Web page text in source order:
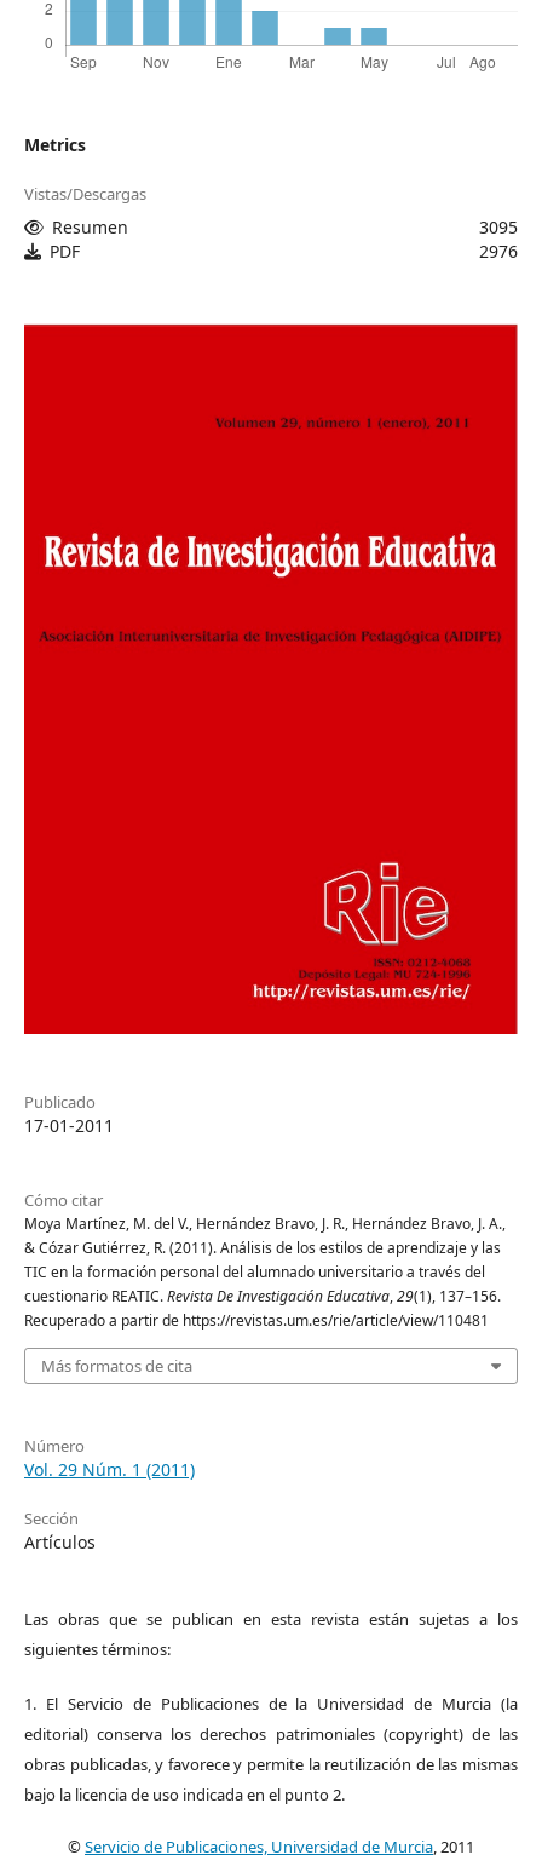
Metrics
Vistas/Descargas
Resumen
3095
PDF
2976
Publicado
17-01-2011
Cómo citar
Moya Martínez, M. del V., Hernández Bravo, J. R., Hernández Bravo, J. A.,
& Cózar Gutiérrez, R. (2011). Análisis de los estilos de aprendizaje y las
TIC en la formación personal del alumnado universitario a través del
cuestionario REATIC.Revista De Investigación Educativa,29(1), 137–156.
Recuperado a partir de https://revistas.um.es/rie/article/view/110481
Más formatos de cita
Número
Vol. 29 Núm. 1 (2011)
Sección
Artículos
Las obras que se publican en esta revista están sujetas a los
siguientes términos:
1. El Servicio de Publicaciones de la Universidad de Murcia (la
editorial) conserva los derechos patrimoniales (copyright) de las
obras publicadas, y favorece y permite la reutilización de las mismas
bajo la licencia de uso indicada en el punto 2.
©Servicio de Publicaciones, Universidad de Murcia, 2011